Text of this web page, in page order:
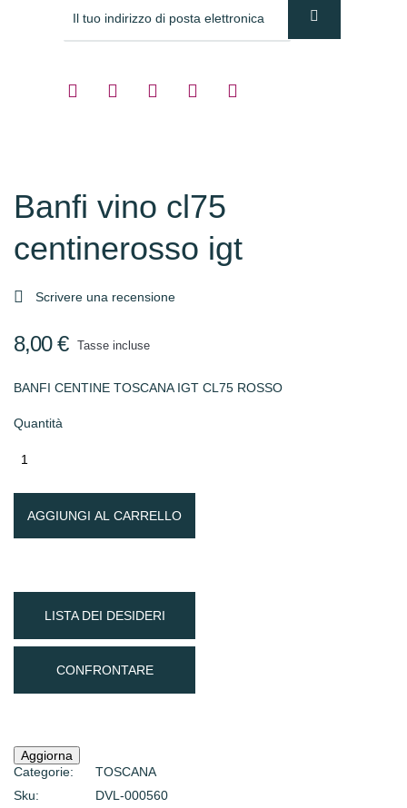
Banfi vino cl75
centinerosso igt
 Scrivere una recensione
8,00 € Tasse incluse
BANFI CENTINE TOSCANA IGT CL75 ROSSO
Quantità
AGGIUNGI AL CARRELLO
LISTA DEI DESIDERI
CONFRONTARE
Categorie:
TOSCANA
Sku:
DVL-000560